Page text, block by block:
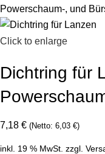
Powerschaum-, und
Click to enlarge
Dichtring für
7,18 € (Netto: 6,03 €)
inkl. 19 % MwSt. zzgl.